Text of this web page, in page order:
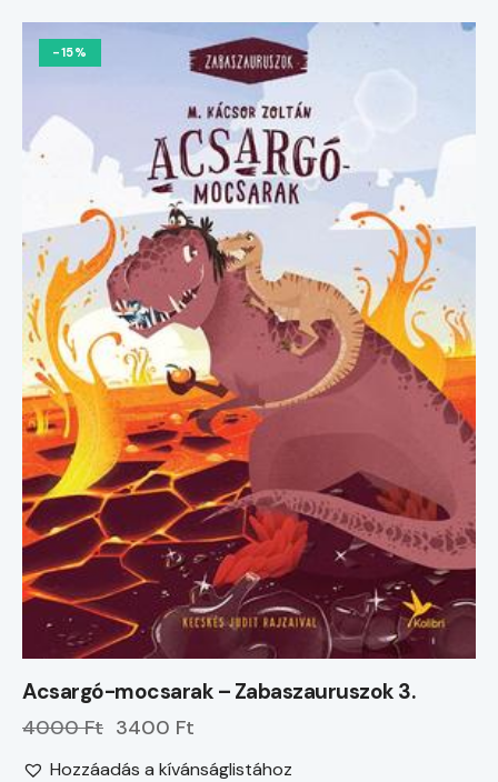
-15%
Acsargó-mocsarak – Zabaszauruszok 3.
4000 Ft 3400 Ft
Hozzáadás a kívánságlistához